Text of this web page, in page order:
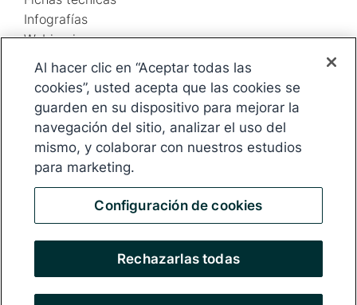
Infografías
Webinarios
Según necesidad
Empresas
Agencias de RR. PP.
Ayuda
Ayuda RI
Ayuda de RR. PP.
o
o
Seguridad Información legal
Privacidad
Al hacer clic en “Aceptar todas las
cookies”, usted acepta que las cookies se
guarden en su dispositivo para mejorar la
navegación del sitio, analizar el uso del
mismo, y colaborar con nuestros estudios
para marketing.
Configuración de cookies
Rechazarlas todas